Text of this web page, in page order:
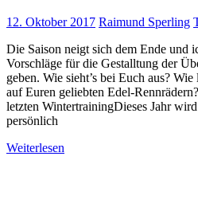
12. Oktober 2017 Raimund Sperling
Die Saison neigt sich dem Ende und
Vorschläge für die Gestalltung der
geben. Wie sieht’s bei Euch aus?
auf Euren geliebten Edel-
letzten WintertrainingDieses Jahr
persönlich
Weiterlesen